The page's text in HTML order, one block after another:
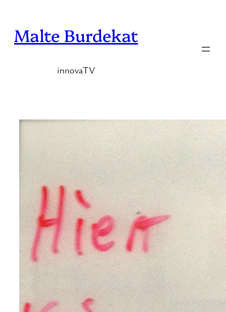
springen
Malte Burdekat
innovaTV